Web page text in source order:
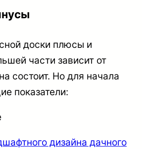
доски плюсы и
части зависит от
состоит. Но для начала
показатели:
дизайна дачного